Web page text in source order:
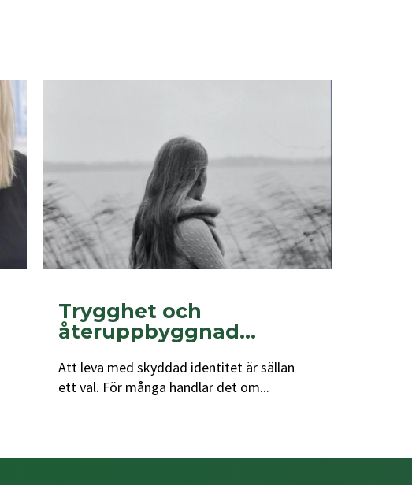
Trygghet och
återuppbyggnad...
Att leva med skyddad identitet är sällan
ett val. För många handlar det om...